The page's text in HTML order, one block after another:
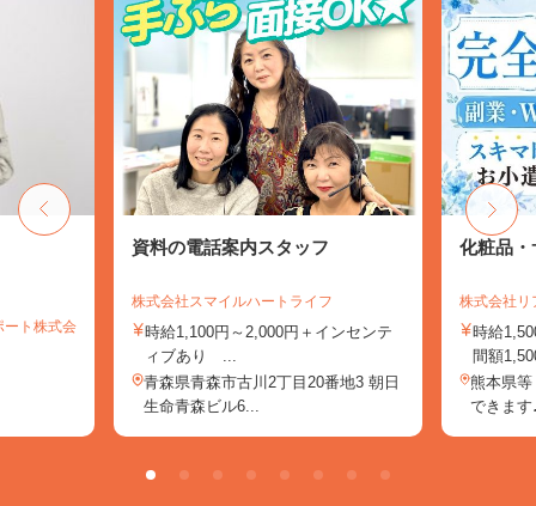
ート株式会
資料の電話案内スタッフ
株式会社スマイルハートライフ
時給1,100円～2,000円＋インセンテ
ィブあり ...
青森県青森市古川2丁目20番地3 朝日
生命青森ビル6...
化粧品・
株式会社リ
時給
間額
熊本県
できま